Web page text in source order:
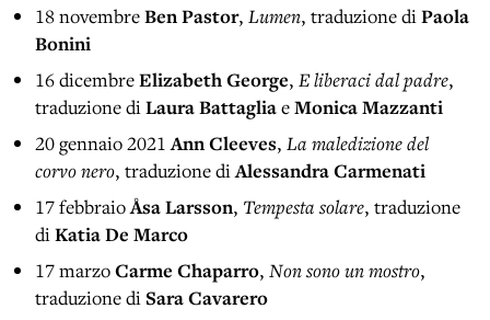
18 novembreBen Pastor, Lumen, traduzione diPaola
Bonini
16 dicembreElizabeth George, E liberaci dal padre,
traduzione diLaura BattagliaeMonica Mazzanti
20 gennaio 2021Ann Cleeves, La maledizione del
corvo nero, traduzione diAlessandra Carmenati
17 febbraioÅsa Larsson, Tempesta solare, traduzione
diKatia De Marco
17 marzoCarme Chaparro, Non sono un mostro,
traduzione di Sara Cavarero